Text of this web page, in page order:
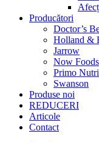
Producători
Doctor’s
Holland &
Jarrow
Now Foods
Primo
Swanson
Produse noi
REDUCERI
Articole
Contact